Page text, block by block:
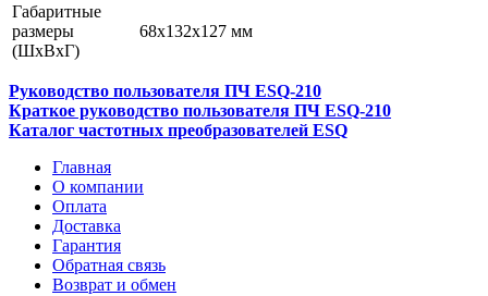
Габаритные
размеры
(ШхВхГ)
68х132х127 мм
Руководство пользователя ПЧ ESQ-210
Краткое руководство пользователя ПЧ ESQ-210
Каталог частотных преобразователей ESQ
Главная
О компании
Оплата
Доставка
Гарантия
Обратная связь
Возврат и обмен